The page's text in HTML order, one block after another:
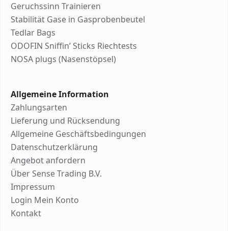
Geruchssinn Trainieren
Stabilität Gase in Gasprobenbeutel
Tedlar Bags
ODOFIN Sniffin’ Sticks Riechtests
NOSA plugs (Nasenstöpsel)
Allgemeine Information
Zahlungsarten
Lieferung und Rücksendung
Allgemeine Geschäftsbedingungen
Datenschutzerklärung
Angebot anfordern
Über Sense Trading B.V.
Impressum
Login Mein Konto
Kontakt